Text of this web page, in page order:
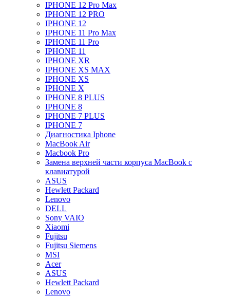
IPHONE 12 Pro Max
IPHONE 12 PRO
IPHONE 12
IPHONE 11 Pro Max
IPHONE 11 Pro
IPHONE 11
IPHONE XR
IPHONE XS MAX
IPHONE XS
IPHONE X
IPHONE 8 PLUS
IPHONE 8
IPHONE 7 PLUS
IPHONE 7
Диагностика Iphone
MacBook Air
Macbook Pro
Замена верхней части корпуса MacBook с
клавиатурой
ASUS
Hewlett Packard
Lenovo
DELL
Sony VAIO
Xiaomi
Fujitsu
Fujitsu Siemens
MSI
Acer
ASUS
Hewlett Packard
Lenovo